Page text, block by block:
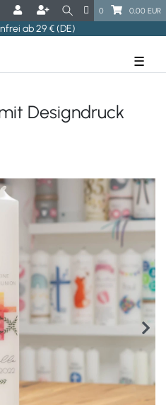
0 0,00 EUR
ab 29 € (DE)
☰
Designdruck